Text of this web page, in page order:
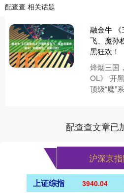
配查查 相关话题
融金牛 《
飞、魔孙
黑狂欢！
烽烟三国
OL》“开
顶级“魔”
配查查文章已
沪深京
上证综指 3940.04